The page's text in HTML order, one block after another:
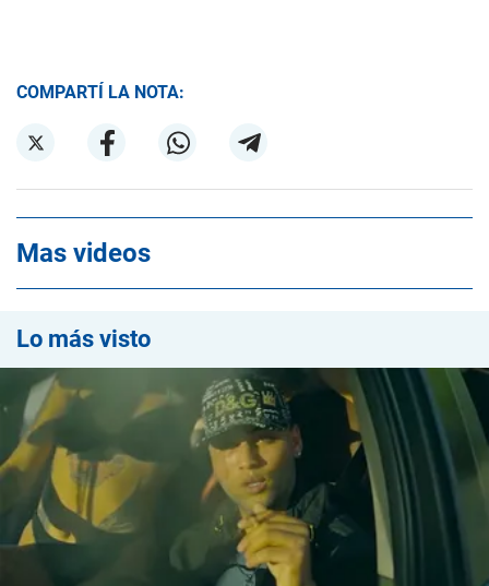
COMPARTÍ LA NOTA:
Mas videos
Lo más visto